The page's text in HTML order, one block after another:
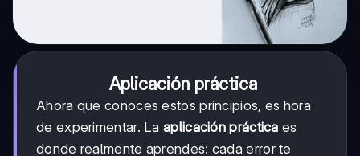
Aplicación práctica
Ahora que conoces estos principios, es hora
de experimentar. Laaplicación práctica es
donde realmente aprendes: cada error te